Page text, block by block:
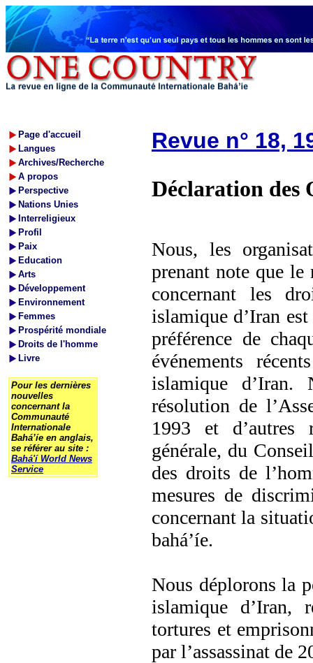
Page d'accueil
Langues
Archives/Recherche
A propos
Perspective
Nations Unies
Interreligieux
Profil
Paix
Education
Arts
Développement
Environnement
Femmes
Prospérité mondiale
Droits de l'homme
Livre
Pour les dernières
nouvelles
concernant la
Communauté
Internationale
Bahá’íe en anglais,
se référer au site :
Bahá'í World News
Service
Revue n° 18,
Déclaration des
Nous, les
prenant note que
concernant les
islamique d’Iran
préférence de
événements
islamique
résolution de
1993 et d’autres
générale, du
des droits de
mesures de
concernant la
bahá’íe.
Nous déplorons la
islamique d’Iran,
tortures et
par l’assassinat de